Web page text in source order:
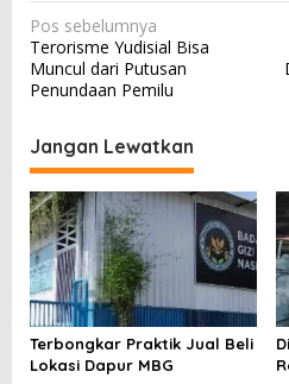
N
a
v
g
a
s
i
p
o
s
Pos sebelumnya
Terorisme Yudisial Bisa
Muncul dari Putusan
Penundaan Pemilu
Jangan Lewatkan
Terbongkar Praktik Jual Beli
Lokasi Dapur MBG